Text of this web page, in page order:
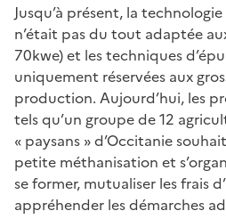
Jusqu’à présent, la
n’était pas du tout adaptée
70kwe) et les techniques
uniquement réservées aux
production. Aujourd’hui, les
tels qu’un groupe de 12
« paysans » d’Occitanie
petite méthanisation et
se former, mutualiser les frais
appréhender les démarches